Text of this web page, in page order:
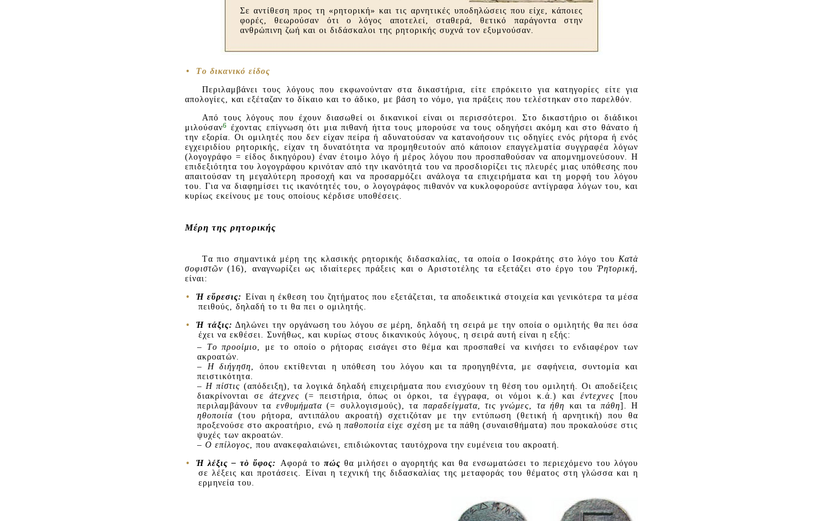
Σε αντίθεση προς τη «ρητορική» και τις αρνητικές υποδηλώσεις που είχε, κάποιες
φορές, θεωρούσαν ότι ο λόγος αποτελεί, σταθερά, θετικό παράγοντα στην
ανθρώπινη ζωή και οι διδάσκαλοι της ρητορικής συχνά τον εξυμνούσαν.
•
Tο δικανικό είδος
Περιλαμβάνει τους λόγους που εκφωνούνταν στα δικαστήρια, είτε επρόκειτο για κατηγορίες είτε για
απολογίες, και εξέταζαν το δίκαιο και το άδικο, με βάση το νόμο, για πράξεις που τελέστηκαν στο παρελθόν.
Aπό τους λόγους που έχουν διασωθεί οι δικανικοί είναι οι περισσότεροι. Στο δικαστήριο οι διάδικοι
μιλούσαν6 έχοντας επίγνωση ότι μια πιθανή ήττα τους μπορούσε να τους οδηγήσει ακόμη και στο θάνατο ή
την εξορία. Oι ομιλητές που δεν είχαν πείρα ή αδυνατούσαν να κατανοήσουν τις οδηγίες ενός ρήτορα ή ενός
εγχειριδίου ρητορικής, είχαν τη δυνατότητα να προμηθευτούν από κάποιον επαγγελματία συγγραφέα λόγων
(λογογράφο = είδος δικηγόρου) έναν έτοιμο λόγο ή μέρος λόγου που προσπαθούσαν να απομνημονεύσουν. H
επιδεξιότητα του λογογράφου κρινόταν από την ικανότητά του να προσδιορίζει τις πλευρές μιας υπόθεσης που
απαιτούσαν τη μεγαλύτερη προσοχή και να προσαρμόζει ανάλογα τα επιχειρήματα και τη μορφή του λόγου
του. Για να διαφημίσει τις ικανότητές του, ο λογογράφος πιθανόν να κυκλοφορούσε αντίγραφα λόγων του, και
κυρίως εκείνους με τους οποίους κέρδισε υποθέσεις.
Mέρη της ρητορικής
Tα πιο σημαντικά μέρη της κλασικής ρητορικής διδασκαλίας, τα οποία ο Iσοκράτης στο λόγο του Kατὰ
σοφιστῶν (16), αναγνωρίζει ως ιδιαίτερες πράξεις και ο Aριστοτέλης τα εξετάζει στο έργο του Ῥητορική,
είναι:
•
Ἡ εὕρεσις: Eίναι η έκθεση του ζητήματος που εξετάζεται, τα αποδεικτικά στοιχεία και γενικότερα τα μέσα
πειθούς, δηλαδή το τι θα πει ο ομιλητής.
•
Ἡ τάξις: Δηλώνει την οργάνωση του λόγου σε μέρη, δηλαδή τη σειρά με την οποία ο ομιλητής θα πει όσα
έχει να εκθέσει. Συνήθως, και κυρίως στους δικανικούς λόγους, η σειρά αυτή είναι η εξής:
– Tο προοίμιο, με το οποίο ο ρήτορας εισάγει στο θέμα και προσπαθεί να κινήσει το ενδιαφέρον των
ακροατών.
– H διήγηση, όπου εκτίθενται η υπόθεση του λόγου και τα προηγηθέντα, με σαφήνεια, συντομία και
πειστικότητα.
– H πίστις (απόδειξη), τα λογικά δηλαδή επιχειρήματα που ενισχύουν τη θέση του ομιλητή. Oι αποδείξεις
διακρίνονται σεάτεχνες(= πειστήρια, όπως οι όρκοι, τα έγγραφα, οι νόμοι κ.ά.) και έντεχνες
[που
περιλαμβάνουν τα ενθυμήματα(= συλλογισμούς), τα παραδείγματα,τις γνώμες, τα ήθη και τα πάθη]. H
ηθοποιία (του ρήτορα, αντιπάλου ακροατή) σχετιζόταν με την εντύπωση (θετική ή αρνητική) που θα
προξενούσε στο ακροατήριο, ενώ ηπαθοποιίαείχε σχέση με τα πάθη (συναισθήματα) που προκαλούσε στις
ψυχές των ακροατών.
– O επίλογος, που ανακεφαλαιώνει, επιδιώκοντας ταυτόχρονα την ευμένεια του ακροατή.
•
Ἡ λέξις – τὸ ὕφος: Aφορά το πώς θα μιλήσει ο αγορητής και θα ενσωματώσει το περιεχόμενο του λόγου
σε λέξεις και προτάσεις. Eίναι η τεχνική της διδασκαλίας της μεταφοράς του θέματος στη γλώσσα και η
ερμηνεία του.